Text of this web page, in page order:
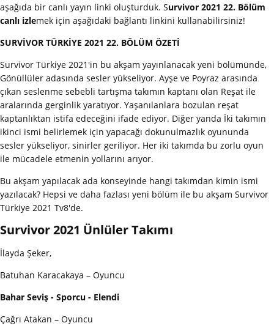
aşağıda bir canlı yayın linki oluşturduk. Survivor 2021 22. Bölüm
canlı izlemek için aşağıdaki bağlantı linkini kullanabilirsiniz!
SURVİVOR TÜRKİYE 2021 22. BÖLÜM ÖZETİ
Survivor Türkiye 2021'in bu akşam yayınlanacak yeni bölümünde,
Gönüllüler adasında sesler yükseliyor. Ayşe ve Poyraz arasında
çıkan seslenme sebebli tartışma takımın kaptanı olan Reşat ile
aralarında gerginlik yaratıyor. Yaşanılanlara bozulan reşat
kaptanlıktan istifa edeceğini ifade ediyor. Diğer yanda İki takımın
ikinci ismi belirlemek için yapacağı dokunulmazlık oyununda
sesler yükseliyor, sinirler geriliyor. Her iki takımda bu zorlu oyun
ile mücadele etmenin yollarını arıyor.
Bu akşam yapılacak ada konseyinde hangi takımdan kimin ismi
yazılacak? Hepsi ve daha fazlası yeni bölüm ile bu akşam Survivor
Türkiye 2021 Tv8'de.
Survivor 2021 Ünlüler Takımı
İlayda Şeker,
Batuhan Karacakaya – Oyuncu
Bahar Seviş - Sporcu - Elendi
Çağrı Atakan – Oyuncu